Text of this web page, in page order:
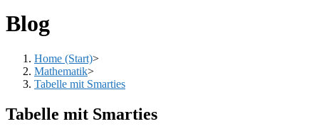
Blog
Home (Start)>
Mathematik>
Tabelle mit Smarties
Tabelle mit Smarties